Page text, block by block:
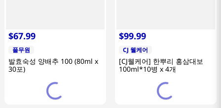
$67.99
풀무원
발효숙성 양배추 100 (80ml x
30포)
$99.99
CJ 웰케어
[CJ웰케어] 한뿌리 홍삼대보
100ml*10병 x 4개